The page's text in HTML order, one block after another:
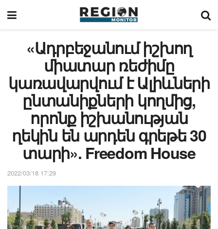
«Ադրբեջանում իշխող
միատար ռեժիմը
կառավարվում է Ալիևների
ընտանիքների կողմից,
որոնք իշխանության
ղեկին են արդեն գրեթե 30
տարի». Freedom House
2022/03/18 17:29